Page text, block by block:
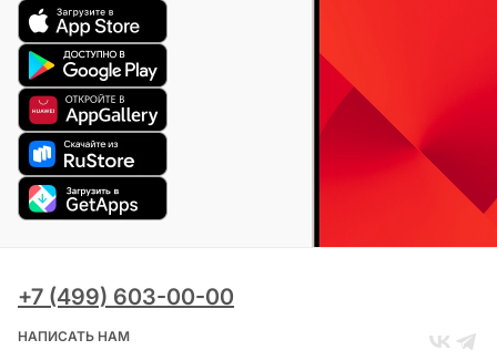
+7 (499) 603-00-00
НАПИСАТЬ НАМ